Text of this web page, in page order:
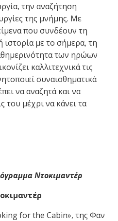
την αναζήτηση
της μνήμης. Με
που συνδέουν τη
με το σήμερα, τη
των ηρώων
καλλιτεχνικά τις
συναισθηματικά
να αναζητά και να
του μέχρι να κάνει τα
Ντοκιμαντέρ
for the Cabin», της Φαν